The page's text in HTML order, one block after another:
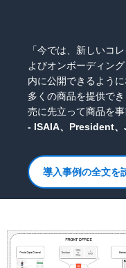
「今では、新しいコ
よびオンボーディン
内に公開できるよう
多くの商品を提供で
売に先立って商品を
- ISAIA、President
導入事例の全文を